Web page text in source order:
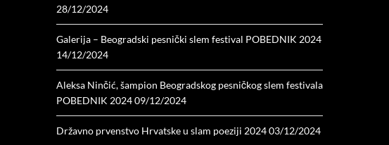
28/12/2024
Galerija – Beogradski pesnički slem festival POBEDNIK 2024
14/12/2024
Aleksa Ninčić, šampion Beogradskog pesničkog slem festivala
POBEDNIK 202409/12/2024
Državno prvenstvo Hrvatske u slam poeziji 202403/12/2024